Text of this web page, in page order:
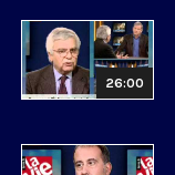
26:00